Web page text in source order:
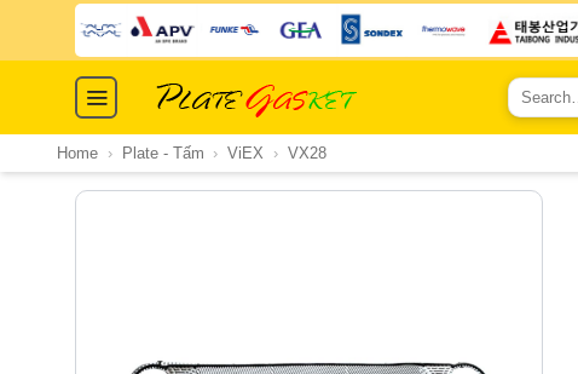
Search
for:
Home › Plate - Tấm › ViEX › VX28